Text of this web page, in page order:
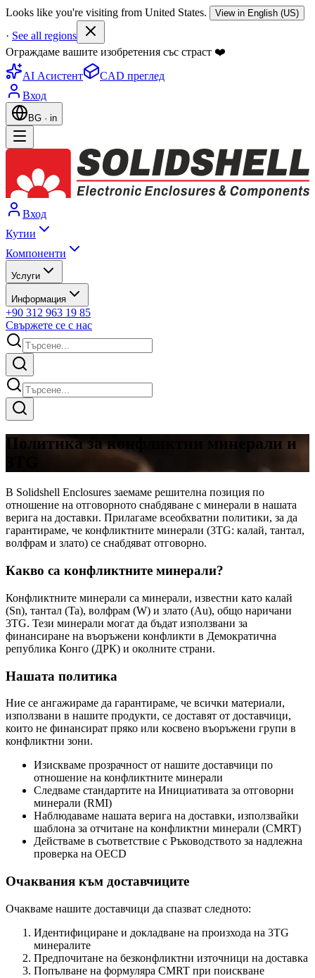
Looks like you're visiting from United States. View in English (US)
· See all regions
Ограждаме вашите изобретения със страст ❤️
AI Асистент
CAD преглед
Вход
BG · in
Вход
Кутии
Компоненти
Услуги
Информация
+90 312 963 19 85
Свържете се с нас
Политика за конфликтни минерали и
В Solidshell Enclosures заемаме решителна позиция по
отношение на отговорното снабдяване с минерали в нашата
верига на доставки. Прилагаме всеобхватни политики, за да
гарантираме, че конфликтните минерали (3TG: калай, тантал,
волфрам и злато) се снабдяват отговорно.
Какво са конфликтните минерали?
Конфликтните минерали са минерали, известни като калай
(Sn), тантал (Ta), волфрам (W) и злато (Au), общо наричани
3TG. Тези минерали могат да бъдат използвани за
финансиране на въоръжени конфликти в Демократична
република Конго (ДРК) и околните страни.
Нашата политика
Ние се ангажираме да гарантираме, че всички материали,
използвани в нашите продукти, се доставят от доставчици,
които не финансират пряко или косвено въоръжени групи в
конфликтни зони.
Изискваме прозрачност от нашите доставчици по
отношение на конфликтните минерали
Следваме стандартите на Инициативата за отговорни
минерали (RMI)
Наблюдаваме нашата верига на доставки, използвайки
шаблона за отчитане на конфликтни минерали (CMRT)
Действаме в съответствие с Ръководството за надлежна
проверка на OECD
Очаквания към доставчиците
Очакваме нашите доставчици да спазват следното:
Идентифициране и докладване на произхода на 3TG
минералите
Предпочитане на безконфликтни източници на доставка
Попълване на формуляра CMRT при поискване